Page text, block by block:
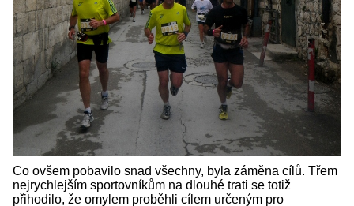
Co ovšem pobavilo snad všechny, byla záměna cílů. Třem
nejrychlejším sportovníkům na dlouhé trati se totiž
přihodilo, že omylem proběhli cílem určeným pro